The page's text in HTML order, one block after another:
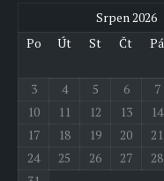
Srpen 2026
Po
Út St Čt Pá
3
4 5 6 7
10
11 12 13 14
17
18 19 20 21
24
25 26 27 28